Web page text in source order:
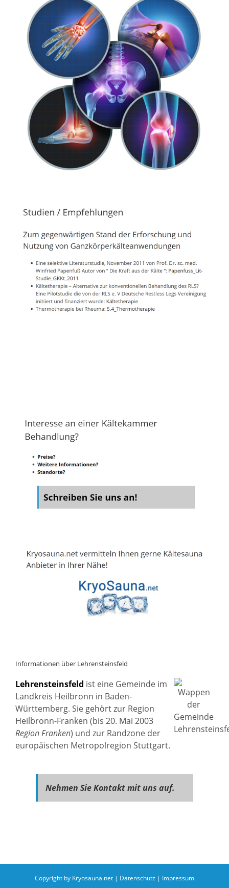
Informationen über Lehrensteinsfeld
Lehrensteinsfeld ist eine Gemeinde im
Landkreis Heilbronn in Baden-
Württemberg. Sie gehört zur Region
Heilbronn-Franken (bis 20. Mai 2003
Region Franken) und zur Randzone der
europäischen Metropolregion Stuttgart.
Nehmen Sie Kontakt mit uns auf.
Copyright by Kryosauna.net | Datenschutz | Impressum